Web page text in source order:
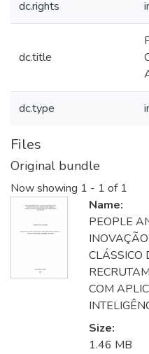
dc.rights
dc.title
dc.type
Files
Original bundle
Now showing 1 - 1 of 1
Name:
PEOPLE
CLÁSSICO
COM
Size:
1.46 MB